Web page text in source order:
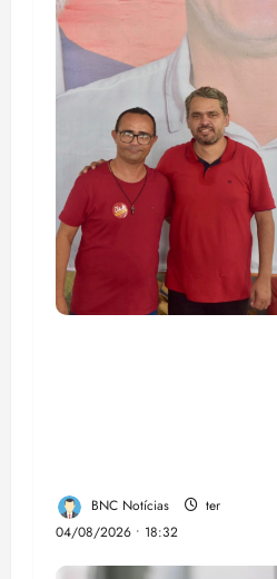
BNC Notícias
ter
04/08/2026 • 18:32